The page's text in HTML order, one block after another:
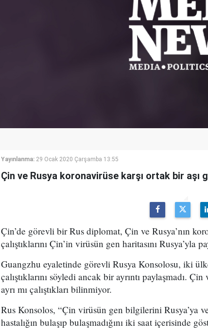
Yayınlanma: 29 Ocak 2020 Çarşamba 13:55
Çin ve Rusya koronavirüse karşı ortak bir aşı
Çin’de görevli bir Rus diplomat, Çin ve Rusya’nın
çalıştıklarını Çin’in virüsün gen haritasını Rusya’yla
Guangzhu eyaletinde görevli Rusya Konsolosu, iki
çalıştıklarını söyledi ancak bir ayrıntı paylaşmadı.
ayrı mı çalıştıkları bilinmiyor.
Rus Konsolos, “Çin virüsün gen bilgilerini Rusya’ya
hastalığın bulaşıp bulaşmadığını iki saat içerisinde